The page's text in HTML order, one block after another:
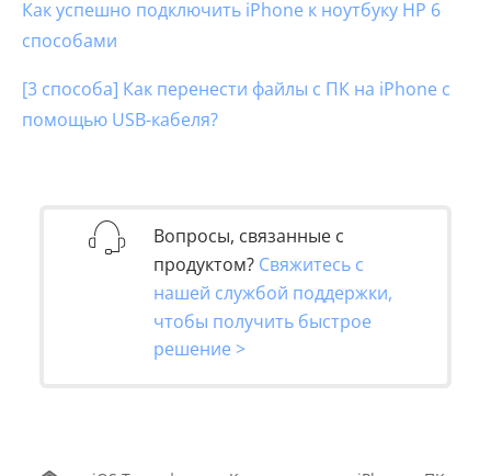
Как успешно подключить iPhone к ноутбуку HP 6
способами
[3 способа] Как перенести файлы с ПК на iPhone с
помощью USB-кабеля?
Вопросы, связанные с
продуктом? Свяжитесь с
нашей службой поддержки,
чтобы получить быстрое
решение >